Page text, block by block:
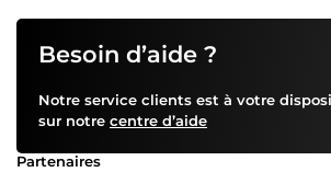
Besoin d’aide ?
Notre service clients est à votre
sur notre centre d’aide
Partenaires